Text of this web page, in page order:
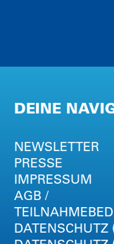
DEINE
NEWSLETTER
PRESSE
IMPRESSUM
AGB /
DATENSCHUTZ